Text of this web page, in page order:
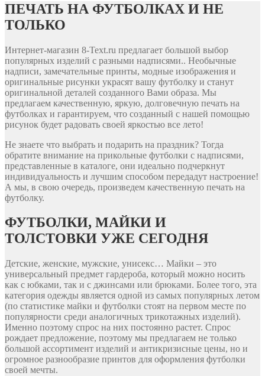
ПЕЧАТЬ НА ФУТБОЛКАХ И НЕ
ТОЛЬКО
Интернет-магазин 8-Text.ru предлагает большой выбор
популярных изделий с разными надписями.. Необычные
надписи, замечательные принты, модные изображения и
оригинальные рисунки украсят вашу футболку и станут
оригинальной деталей созданного Вами образа. Мы
предлагаем качественную, яркую, долговечную печать на
футболках и гарантируем, что созданный с нашей помощью
рисунок будет радовать своей яркостью все лето!
Не знаете что выбрать и подарить на праздник? Тогда
обратите внимание на прикольные футболки с надписями,
представленные в каталоге, они идеально подчеркнут
индивидуальность и лучшим способом передадут настроение!
А мы, в свою очередь, произведем качественную печать на
футболку.
ФУТБОЛКИ, МАЙКИ И
ТОЛСТОВКИ УЖЕ СЕГОДНЯ
Детские, женские, мужские, унисекс… Майки – это
универсальный предмет гардероба, который можно носить
как с юбками, так и с джинсами или брюками. Более того, эта
категория одежды является одной из самых популярных летом
(по статистике майки и футболки стоят на первом месте по
популярности среди аналогичных трикотажных изделий).
Именно поэтому спрос на них постоянно растет. Спрос
рождает предложение, поэтому мы предлагаем не только
большой ассортимент изделий и антикризисные цены, но и
огромное разнообразие принтов для оформления футболки
своей мечты.